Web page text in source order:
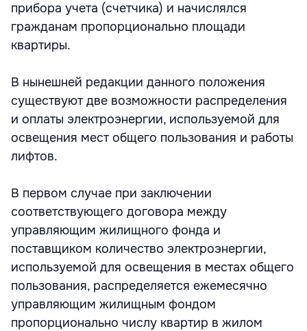
прибора учета (счетчика) и начислялся
гражданам пропорционально площади
квартиры.
В нынешней редакции данного положения
существуют две возможности распределения
и оплаты электроэнергии, используемой для
освещения мест общего пользования и работы
лифтов.
В первом случае при заключении
соответствующего договора между
управляющим жилищного фонда и
поставщиком количество электроэнергии,
используемой для освещения в местах общего
пользования, распределяется ежемесячно
управляющим жилищным фондом
пропорционально числу квартир в жилом